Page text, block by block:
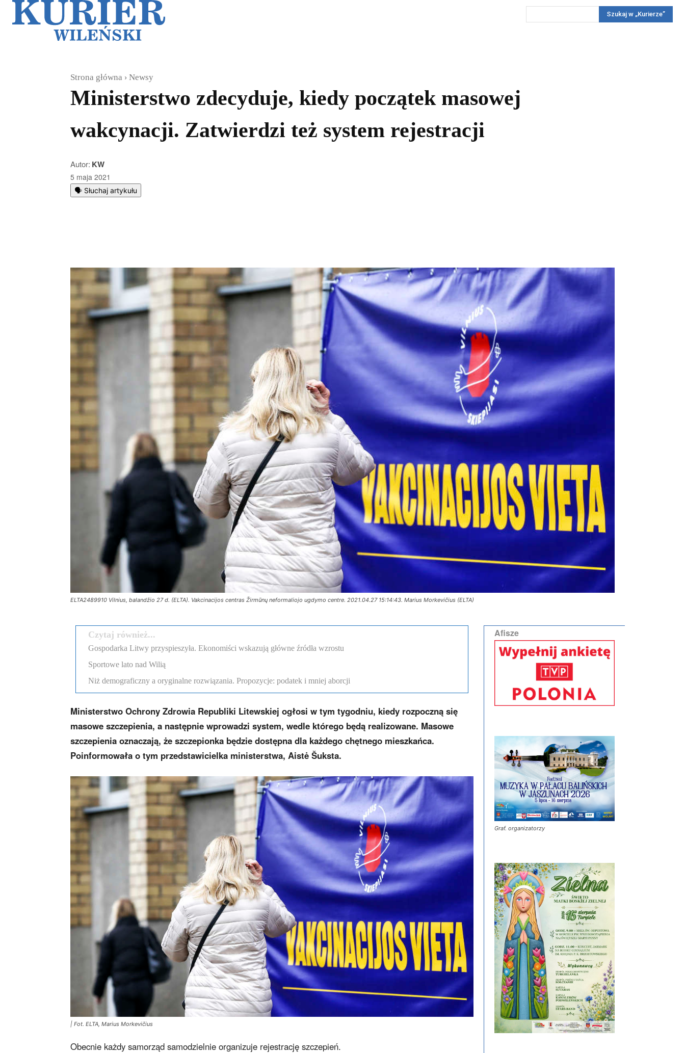
Reportaż KonkursyWięcej
Szukaj w „Kurierze”
Strona główna Newsy
Ministerstwo zdecyduje, kiedy początek masowej
wakcynacji. Zatwierdzi też system rejestracji
Autor: KW
5 maja 2021
🗣️ Słuchaj artykułu
ELTA2489910 Vilnius, balandžio 27 d. (ELTA). Vakcinacijos centras Žirmūnų neformaliojo ugdymo centre. 2021.04.27 15:14:43. Marius Morkevičius (ELTA)
Czytaj również...
Gospodarka Litwy przyspieszyła. Ekonomiści wskazują główne źródła wzrostu
Sportowe lato nad Wilią
Niż demograficzny a oryginalne rozwiązania. Propozycje: podatek i mniej aborcji
Ministerstwo Ochrony Zdrowia Republiki Litewskiej ogłosi w tym tygodniu, kiedy rozpoczną się
masowe szczepienia, a następnie wprowadzi system, wedle którego będą realizowane. Masowe
szczepienia oznaczają, że szczepionka będzie dostępna dla każdego chętnego mieszkańca.
Poinformowała o tym przedstawicielka ministerstwa, Aistė Šuksta.
| Fot. ELTA, Marius Morkevičius
Obecnie każdy samorząd samodzielnie organizuje rejestrację szczepień.
Afisze
Graf. organizatorzy